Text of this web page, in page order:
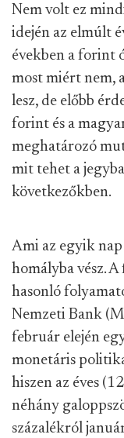
Nem volt ez
idején az elmúlt
években a forint
most miért nem,
lesz, de előbb
forint és a
meghatározó
mit tehet a
következőkben.
Ami az egyik
homályba vész.
hasonló
Nemzeti Bank
február elején
monetáris
hiszen az éves
néhány
százalékról